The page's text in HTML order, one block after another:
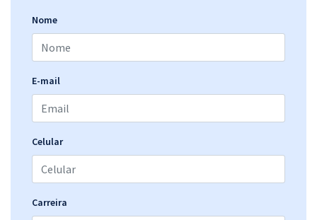
Nome
E-mail
Celular
Carreira